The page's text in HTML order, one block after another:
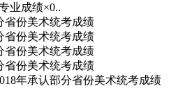
业成绩×0..
年承认部分省份美术统考成绩